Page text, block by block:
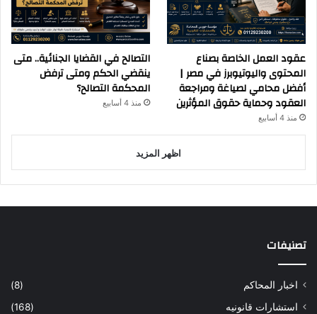
عقود العمل الخاصة بصناع
المحتوى واليوتيوبرز في مصر |
أفضل محامي لصياغة ومراجعة
العقود وحماية حقوق المؤثرين
منذ 4 أسابيع
التصالح في القضايا الجنائية.. متى
ينقضي الحكم ومتى ترفض
المحكمة التصالح؟
منذ 4 أسابيع
اظهر المزيد
تصنيفات
اخبار المحاكم
(8)
استشارات قانونيه
(168)